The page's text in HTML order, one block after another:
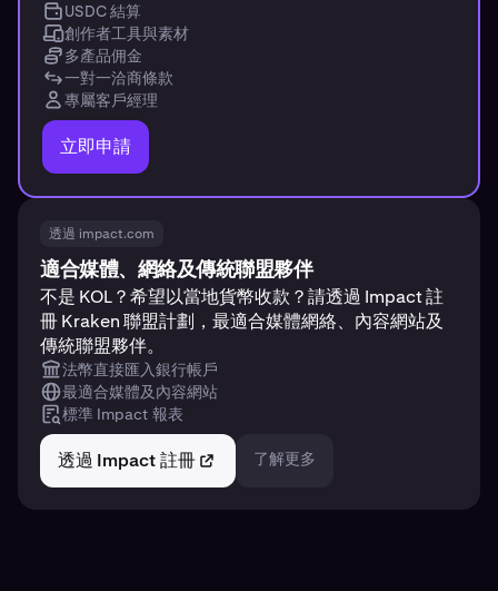
USDC 結算
創作者工具與素材
多產品佣金
一對一洽商條款
專屬客戶經理
立即申請
透過 impact.com
適合媒體、網絡及傳統聯盟夥伴
不是 KOL？希望以當地貨幣收款？請透過 Impact 註
冊 Kraken 聯盟計劃，最適合媒體網絡、內容網站及
傳統聯盟夥伴。
法幣直接匯入銀行帳戶
最適合媒體及內容網站
標準 Impact 報表
透過 Impact 註冊 了解更多